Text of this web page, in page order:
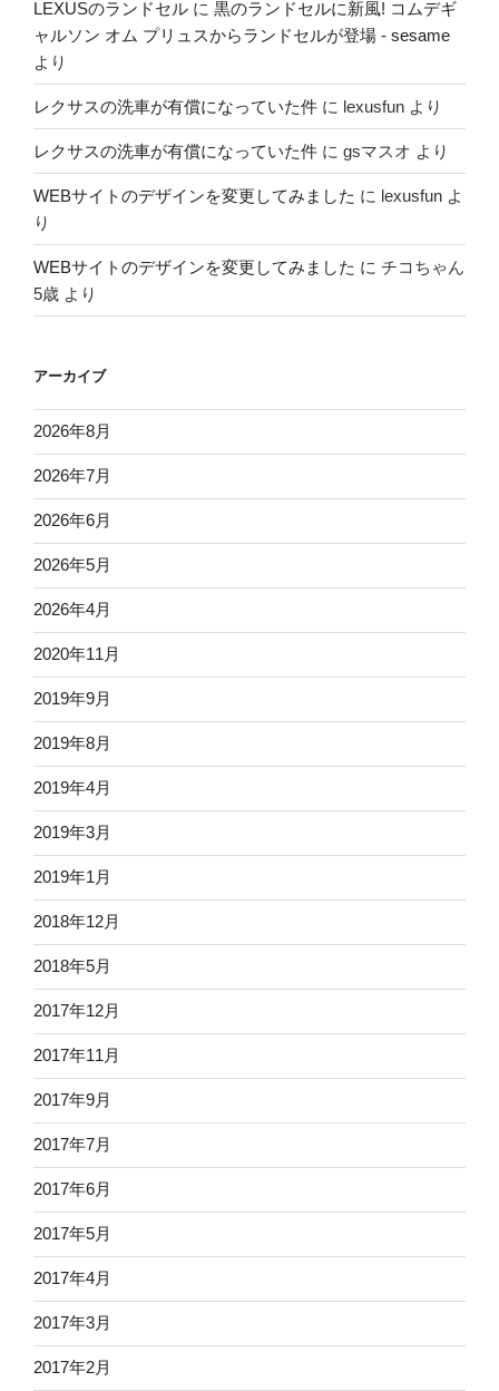
LEXUSのランドセル に 黒のランドセルに新風! コムデギ
ャルソン オム プリュスからランドセルが登場 - sesame
より
レクサスの洗車が有償になっていた件 に lexusfun より
レクサスの洗車が有償になっていた件 に gsマスオ より
WEBサイトのデザインを変更してみました に lexusfun よ
り
WEBサイトのデザインを変更してみました に チコちゃん
5歳 より
アーカイブ
2026年8月
2026年7月
2026年6月
2026年5月
2026年4月
2020年11月
2019年9月
2019年8月
2019年4月
2019年3月
2019年1月
2018年12月
2018年5月
2017年12月
2017年11月
2017年9月
2017年7月
2017年6月
2017年5月
2017年4月
2017年3月
2017年2月